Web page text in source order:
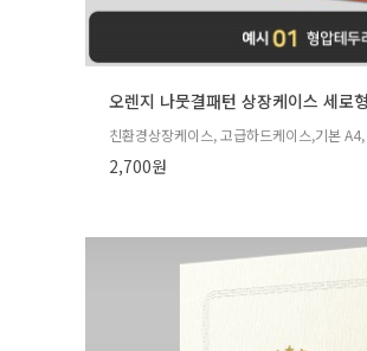
오렌지 나뭇결패턴 상장케이스 세로
친환경상장케이스, 고급하드케이스,기본
2,700원